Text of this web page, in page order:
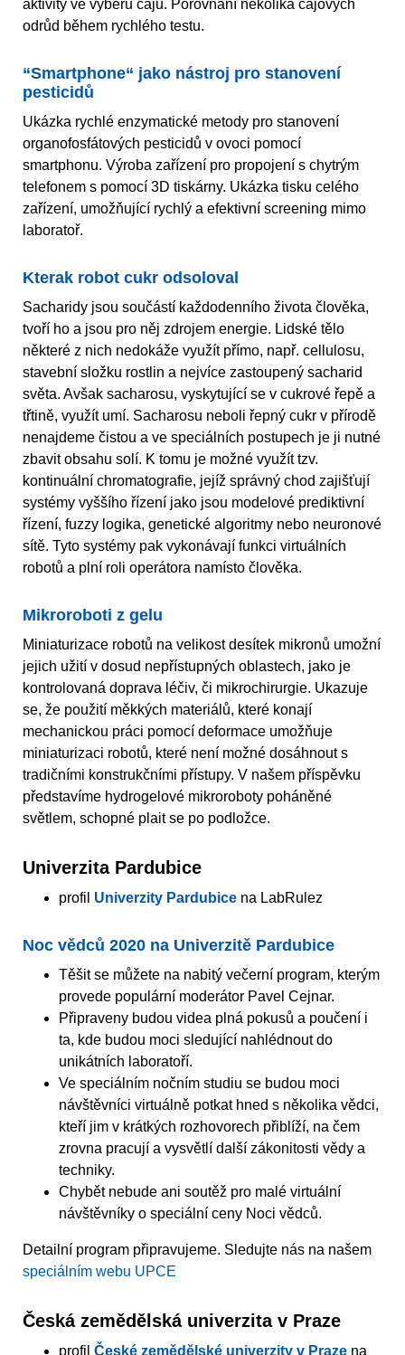
aktivity ve výběru čajů. Porovnání několika čajových
odrůd během rychlého testu.
“Smartphone“ jako nástroj pro stanovení
pesticidů
Ukázka rychlé enzymatické metody pro stanovení
organofosfátových pesticidů v ovoci pomocí
smartphonu. Výroba zařízení pro propojení s chytrým
telefonem s pomocí 3D tiskárny. Ukázka tisku celého
zařízení, umožňující rychlý a efektivní screening mimo
laboratoř.
Kterak robot cukr odsoloval
Sacharidy jsou součástí každodenního života člověka,
tvoří ho a jsou pro něj zdrojem energie. Lidské tělo
některé z nich nedokáže využít přímo, např. cellulosu,
stavební složku rostlin a nejvíce zastoupený sacharid
světa. Avšak sacharosu, vyskytující se v cukrové řepě a
třtině, využít umí. Sacharosu neboli řepný cukr v přírodě
nenajdeme čistou a ve speciálních postupech je ji nutné
zbavit obsahu solí. K tomu je možné využít tzv.
kontinuální chromatografie, jejíž správný chod zajišťují
systémy vyššího řízení jako jsou modelové prediktivní
řízení, fuzzy logika, genetické algoritmy nebo neuronové
sítě. Tyto systémy pak vykonávají funkci virtuálních
robotů a plní roli operátora namísto člověka.
Mikroroboti z gelu
Miniaturizace robotů na velikost desítek mikronů umožní
jejich užití v dosud nepřístupných oblastech, jako je
kontrolovaná doprava léčiv, či mikrochirurgie. Ukazuje
se, že použití měkkých materiálů, které konají
mechanickou práci pomocí deformace umožňuje
miniaturizaci robotů, které není možné dosáhnout s
tradičními konstrukčními přístupy. V našem příspěvku
představíme hydrogelové mikroroboty poháněné
světlem, schopné plait se po podložce.
Univerzita Pardubice
profil Univerzity Pardubice na LabRulez
Noc vědců 2020 na Univerzitě Pardubice
Těšit se můžete na nabitý večerní program, kterým
provede populární moderátor Pavel Cejnar.
Připraveny budou videa plná pokusů a poučení i
ta, kde budou moci sledující nahlédnout do
unikátních laboratoří.
Ve speciálním nočním studiu se budou moci
návštěvníci virtuálně potkat hned s několika vědci,
kteří jim v krátkých rozhovorech přiblíží, na čem
zrovna pracují a vysvětlí další zákonitosti vědy a
techniky.
Chybět nebude ani soutěž pro malé virtuální
návštěvníky o speciální ceny Noci vědců.
Detailní program připravujeme. Sledujte nás na našem
speciálním webu UPCE
Česká zemědělská univerzita v Praze
profil České zemědělské univerzity v Praze na